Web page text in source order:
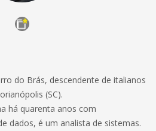
do Brás, descendente de italianos
(SC).
há quarenta anos com
dados, é um analista de sistemas.